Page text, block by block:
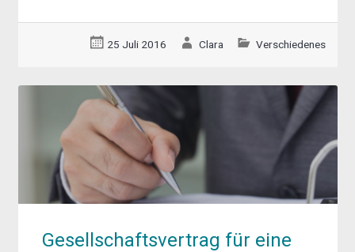
25 Juli 2016 Clara Verschiedenes
Gesellschaftsvertrag für eine